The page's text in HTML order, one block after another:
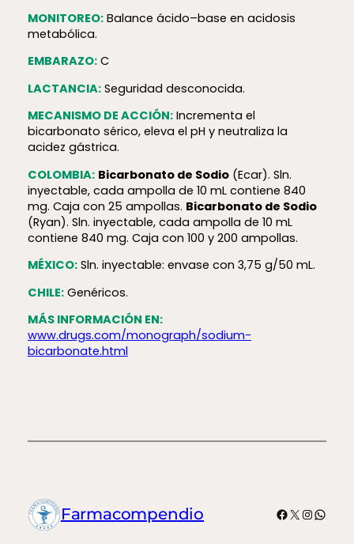
MONITOREO:Balance ácido–base en acidosis
metabólica.
EMBARAZO:C
LACTANCIA:Seguridad desconocida.
MECANISMO DE ACCIÓN:Incrementa el
bicarbonato sérico, eleva el pH y neutraliza la
acidez gástrica.
COLOMBIA: Bicarbonato de Sodio(Ecar). Sln.
inyectable, cada ampolla de 10 mL contiene 840
mg. Caja con 25 ampollas. Bicarbonato de Sodio
(Ryan). Sln. inyectable, cada ampolla de 10 mL
contiene 840 mg. Caja con 100 y 200 ampollas.
MÉXICO:Sln. inyectable: envase con 3,75 g/50 mL.
CHILE:Genéricos.
MÁS INFORMACIÓN EN:
www.drugs.com/monograph/sodium-
bicarbonate.html
Farmacompendio Facebook
X